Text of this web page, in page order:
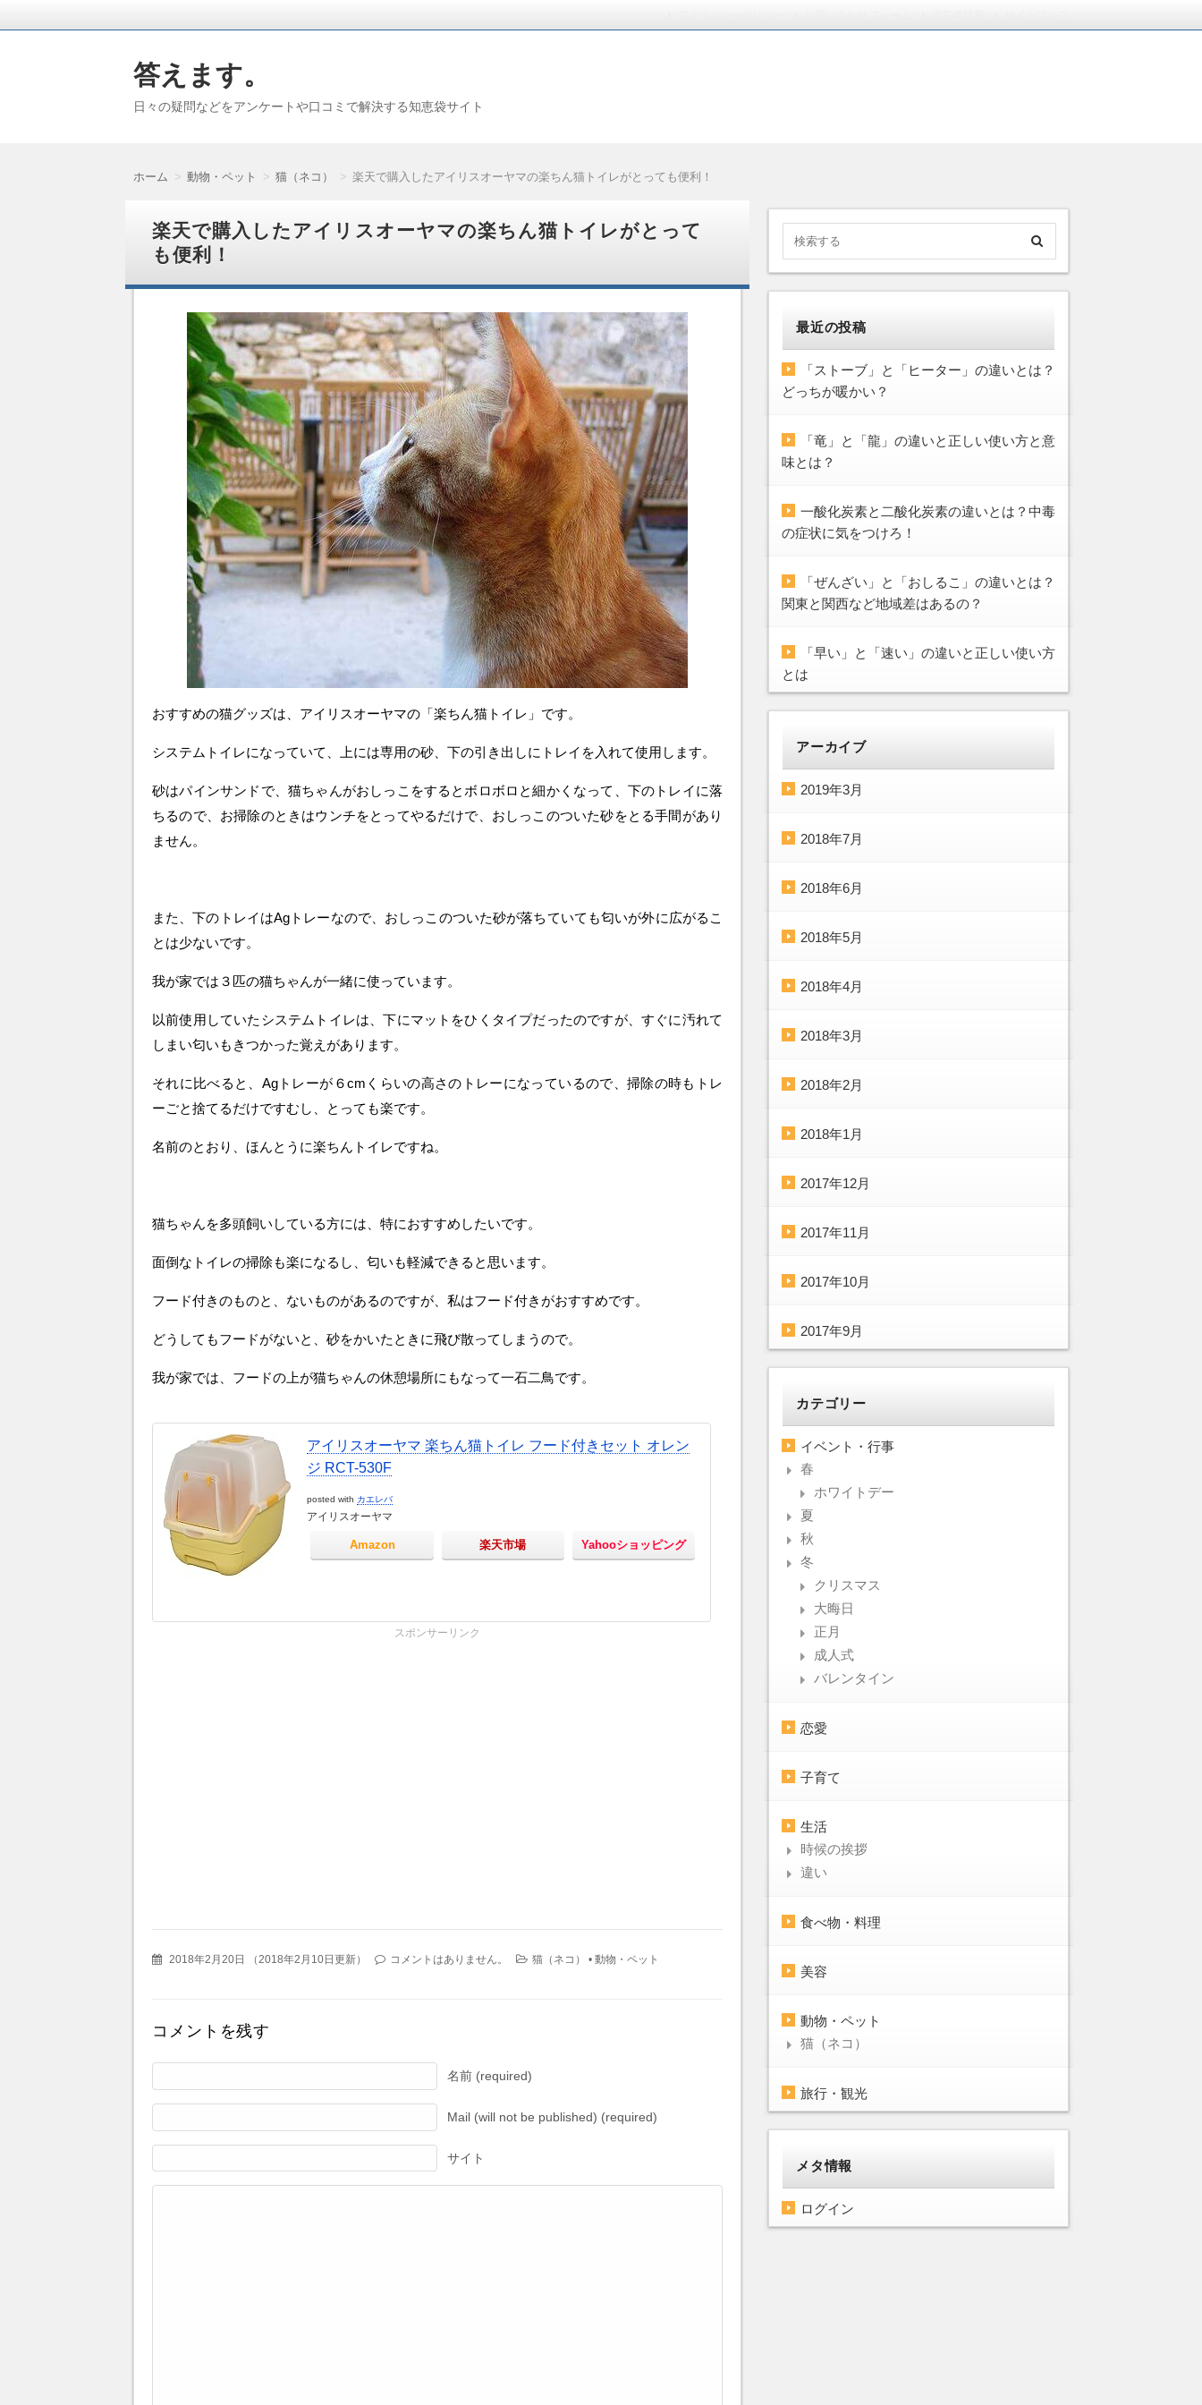
答えます。
日々の疑問などをアンケートや口コミで解決する知恵袋サイト
ホーム 動物・ペット 猫（ネコ） 楽天で購入したアイリスオーヤマの楽ちん猫トイレがとっても便利！
楽天で購入したアイリスオーヤマの楽ちん猫トイレがとって
も便利！
おすすめの猫グッズは、アイリスオーヤマの「楽ちん猫トイレ」です。
システムトイレになっていて、上には専用の砂、下の引き出しにトレイを入れて使用します。
砂はパインサンドで、猫ちゃんがおしっこをするとボロボロと細かくなって、下のトレイに落
ちるので、お掃除のときはウンチをとってやるだけで、おしっこのついた砂をとる手間があり
ません。
また、下のトレイはAgトレーなので、おしっこのついた砂が落ちていても匂いが外に広がるこ
とは少ないです。
我が家では３匹の猫ちゃんが一緒に使っています。
以前使用していたシステムトイレは、下にマットをひくタイプだったのですが、すぐに汚れて
しまい匂いもきつかった覚えがあります。
それに比べると、Agトレーが６cmくらいの高さのトレーになっているので、掃除の時もトレ
ーごと捨てるだけですむし、とっても楽です。
名前のとおり、ほんとうに楽ちんトイレですね。
猫ちゃんを多頭飼いしている方には、特におすすめしたいです。
面倒なトイレの掃除も楽になるし、匂いも軽減できると思います。
フード付きのものと、ないものがあるのですが、私はフード付きがおすすめです。
どうしてもフードがないと、砂をかいたときに飛び散ってしまうので。
我が家では、フードの上が猫ちゃんの休憩場所にもなって一石二鳥です。
アイリスオーヤマ 楽ちん猫トイレ フード付きセット オレン
ジ RCT-530F
posted with カエレバ
アイリスオーヤマ
Amazon 楽天市場 Yahooショッピング
スポンサーリンク
2018年2月20日 （2018年2月10日更新） コメントはありません。 猫（ネコ） • 動物・ペット
コメントを残す
名前 (required)
Mail (will not be published) (required)
サイト
最近の投稿
「ストーブ」と「ヒーター」の違いとは？
どっちが暖かい？
「竜」と「龍」の違いと正しい使い方と意
味とは？
一酸化炭素と二酸化炭素の違いとは？中毒
の症状に気をつけろ！
「ぜんざい」と「おしるこ」の違いとは？
関東と関西など地域差はあるの？
「早い」と「速い」の違いと正しい使い方
とは
アーカイブ
2019年3月
2018年7月
2018年6月
2018年5月
2018年4月
2018年3月
2018年2月
2018年1月
2017年12月
2017年11月
2017年10月
2017年9月
カテゴリー
イベント・行事
春
ホワイトデー
夏
秋
冬
クリスマス
大晦日
正月
成人式
バレンタイン
恋愛
子育て
生活
時候の挨拶
違い
食べ物・料理
美容
動物・ペット
猫（ネコ）
旅行・観光
メタ情報
ログイン